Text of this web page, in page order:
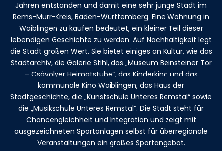
Jahren entstanden und damit eine sehr junge Stadt im
Rems-Murr-Kreis, Baden-Württemberg. Eine Wohnung in
Waiblingen zu kaufen bedeutet, ein kleiner Teil dieser
lebendigen Geschichte zu werden. Auf Nachhaltigkeit legt
die Stadt großen Wert. Sie bietet einiges an Kultur, wie das
Stadtarchiv, die Galerie Stihl, das „Museum Beinsteiner Tor
– Csávolyer Heimatstube“, das Kinderkino und das
kommunale Kino Waiblingen, das Haus der
Stadtgeschichte, die „Kunstschule Unteres Remstal“ sowie
die „Musikschule Unteres Remstal“. Die Stadt steht für
Chancengleichheit und Integration und zeigt mit
ausgezeichneten Sportanlagen selbst für überregionale
Veranstaltungen ein großes Sportangebot.